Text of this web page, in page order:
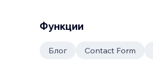
Функции
Блог Contact Form